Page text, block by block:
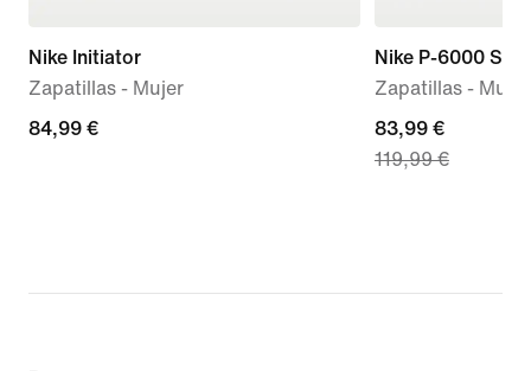
Nike Initiator
Zapatillas - Mujer
84,99 €
84,99 €
Nike P-6000 SE
Zapatillas - Mujer
current
price
119,99 €
83,99 €
119,99 €